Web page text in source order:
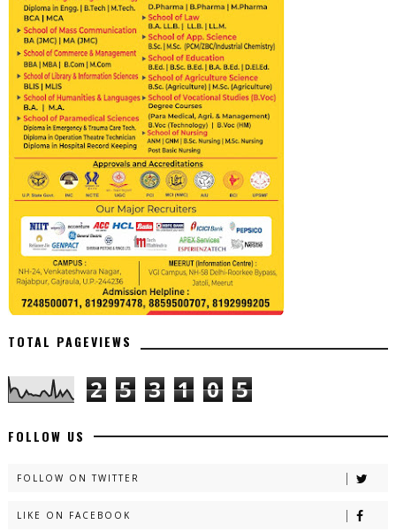
TOTAL PAGEVIEWS
2 5 3 1 0 5
FOLLOW US
FOLLOW ON TWITTER
LIKE ON FACEBOOK